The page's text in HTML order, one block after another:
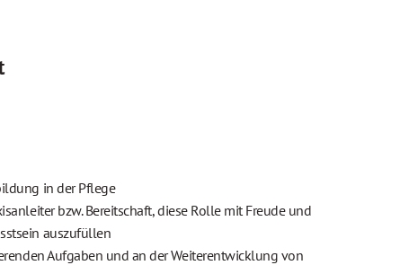
in der Pflege
bzw. Bereitschaft, diese Rolle mit Freude und
auszufüllen
Aufgaben und an der Weiterentwicklung von